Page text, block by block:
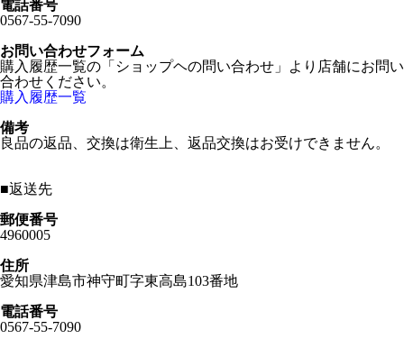
電話番号
0567-55-7090
お問い合わせフォーム
購入履歴一覧の「ショップヘの問い合わせ」より店舗にお問い
合わせください。
購入履歴一覧
備考
良品の返品、交換は衛生上、返品交換はお受けできません。
■返送先
郵便番号
4960005
住所
愛知県津島市神守町字東高島103番地
電話番号
0567-55-7090